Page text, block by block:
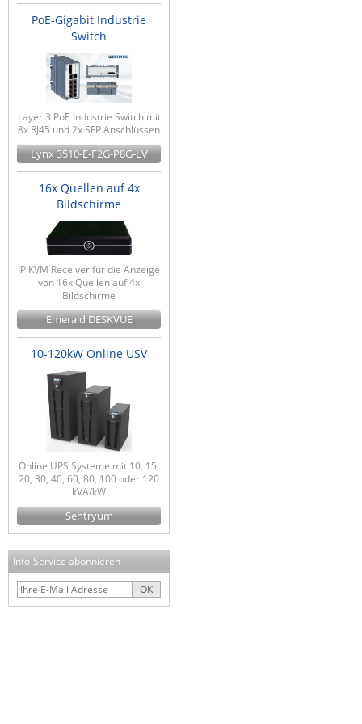
PoE-Gigabit Industrie
Switch
Layer 3 PoE Industrie Switch mit
8x RJ45 und 2x SFP Anschlüssen
Lynx 3510-E-F2G-P8G-LV
16x Quellen auf 4x
Bildschirme
IP KVM Receiver für die Anzeige
von 16x Quellen auf 4x
Bildschirme
Emerald DESKVUE
10-120kW Online USV
Online UPS Systeme mit 10, 15,
20, 30, 40, 60, 80, 100 oder 120
kVA/kW
Sentryum
Info-Service abonnieren
OK